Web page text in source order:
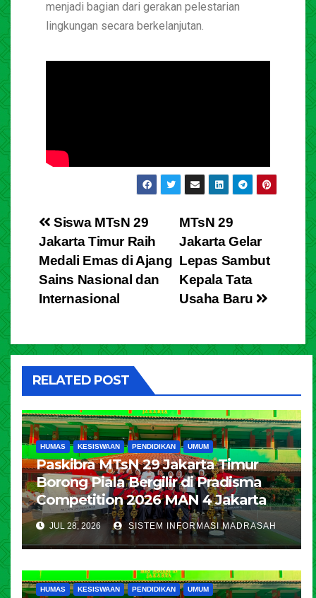
menjadi bagian dari gerakan pelestarian
lingkungan secara berkelanjutan.
MTsN 29
Jakarta Gelar
Lepas Sambut
Kepala Tata
Usaha Baru
Siswa MTsN 29
Jakarta Timur Raih
Medali Emas di Ajang
Sains Nasional dan
Internasional
RELATED POST
HUMAS KESISWAAN PENDIDIKAN UMUM
Paskibra MTsN 29 Jakarta Timur
Borong Piala Bergilir di Pradisma
Competition 2026 MAN 4 Jakarta
JUL 28, 2026 SISTEM INFORMASI MADRASAH
HUMAS KESISWAAN PENDIDIKAN UMUM